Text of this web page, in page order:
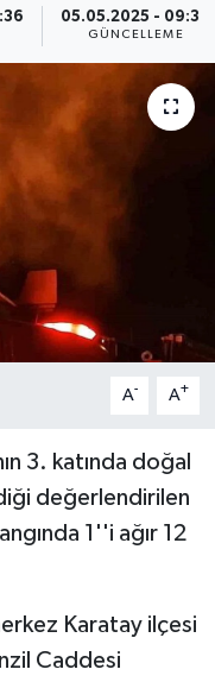
05.05.2025 - 09:36
GÜNCELLEME
A- A+
3. katında doğal
değerlendirilen
1''i ağır 12
Karatay ilçesi
Caddesi